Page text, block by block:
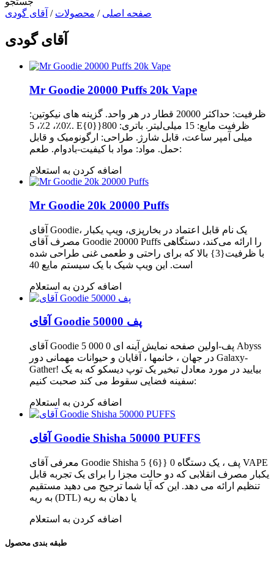
صفحه اصلی / محصولات / آقای گودی
آقای گودی
Mr Goodie 20000 Puffs 20k Vape
ظرفیت: حداکثر 20000 قطار در هر واحد. گزینه های نیکوتین:
0٪، 2٪، 5٪. E{0}}ظرفیت مایع: 15 میلی‌لیتر. باتری: 800
میلی آمپر ساعت، قابل شارژ. طراحی: ارگونومیک و قابل
حمل. مواد: مواد با کیفیت-بادوام. طعم:
اضافه کردن به استعلام
Mr Goodie 20k 20000 Puffs
آقای Goodie، یک نام قابل اعتماد در بخارپزی، ویپ یکبار
مصرف آقای Goodie 20000 Puffs را ارائه می‌کند، دستگاهی
با ظرفیت{3} بالا که برای راحتی و طعمی غنی طراحی شده
است. این ویپ شیک با یک سیستم مایع 40
اضافه کردن به استعلام
آقای Goodie 50000 پف
آقای Goodie 5 000 0 پف-اولین صفحه نمایش آینه ای Abyss
در جهان ، خانمها ، آقایان و حیوانات مهمانی دور Galaxy-
Gather! بیایید در مورد معادل تبخیر یک توپ دیسکو که به یک
سفینه فضایی سقوط می کند صحبت کنیم:
اضافه کردن به استعلام
آقای Goodie Shisha 50000 PUFFS
معرفی آقای Goodie Shisha 5 {6}} 0 پف ، یک دستگاه VAPE
یکبار مصرف انقلابی که دو حالت مجزا را برای یک تجربه قابل
تنظیم ارائه می دهد. این که آیا شما ترجیح می دهید مستقیم
به ریه (DTL) یا دهان به ریه
اضافه کردن به استعلام
طبقه بندی محصول